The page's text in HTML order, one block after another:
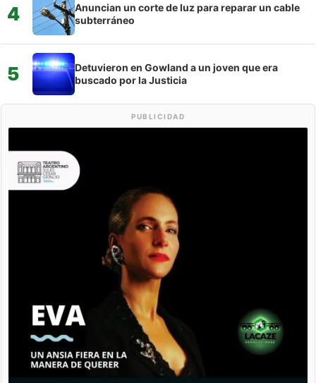
4
Anuncian un corte de luz para reparar un cable
subterráneo
5
Detuvieron en Gowland a un joven que era
buscado por la Justicia
PUBLICIDAD